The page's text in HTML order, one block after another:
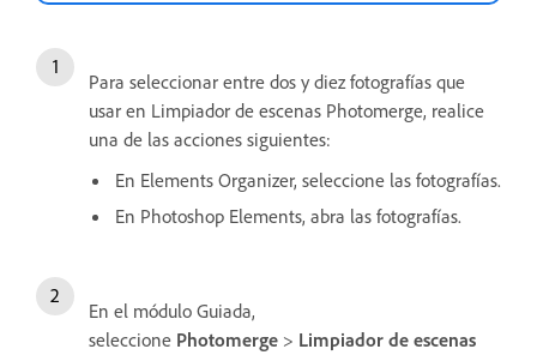
Para seleccionar entre dos y diez fotografías que
usar en Limpiador de escenas Photomerge, realice
una de las acciones siguientes:
En Elements Organizer, seleccione las fotografías.
En Photoshop Elements, abra las fotografías.
En el módulo Guiada,
seleccione Photomerge > Limpiador de escenas